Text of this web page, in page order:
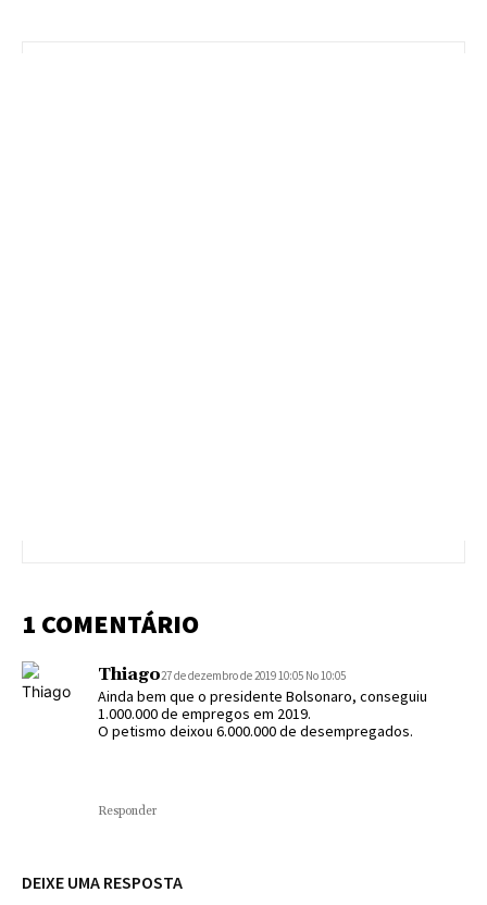
1 COMENTÁRIO
Thiago27 de dezembro de 2019 10:05 No 10:05
Ainda bem que o presidente Bolsonaro, conseguiu
1.000.000 de empregos em 2019.
O petismo deixou 6.000.000 de desempregados.
Responder
DEIXE UMA RESPOSTA